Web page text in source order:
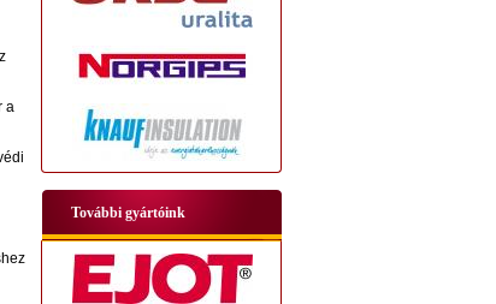
a
További gyártóink